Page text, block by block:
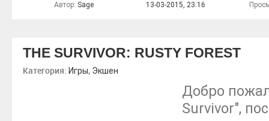
Автор: Sage 13-03-2015, 23:16
THE SURVIVOR: RUSTY FOREST
Категория: Игры, Экшен
Добро
Survivor",